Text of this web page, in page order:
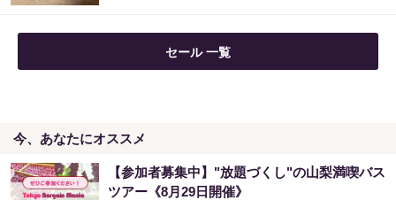
セール 一覧
今、あなたにオススメ
【参加者募集中】"放題づくし"の山梨満喫バス
ツアー《8月29日開催》